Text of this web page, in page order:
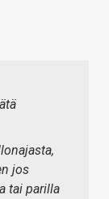
jos
tai parilla